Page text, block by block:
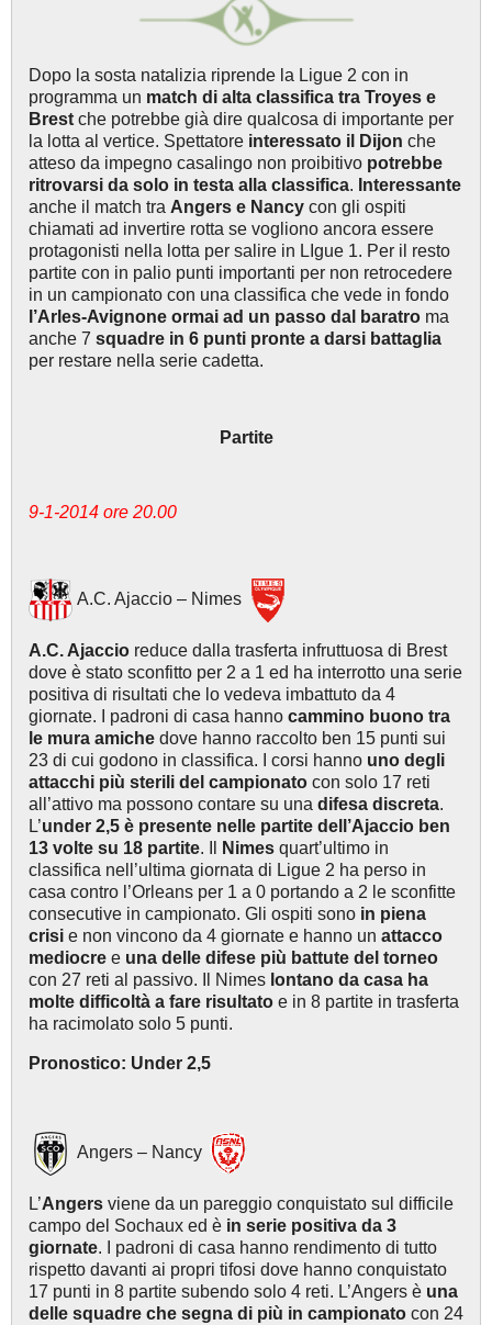
Dopo la sosta natalizia riprende la Ligue 2 con in
programma un match di alta classifica tra Troyes e
Brest che potrebbe già dire qualcosa di importante per
la lotta al vertice. Spettatore interessato il Dijon che
atteso da impegno casalingo non proibitivo potrebbe
ritrovarsi da solo in testa alla classifica. Interessante
anche il match tra Angers e Nancy con gli ospiti
chiamati ad invertire rotta se vogliono ancora essere
protagonisti nella lotta per salire in LIgue 1. Per il resto
partite con in palio punti importanti per non retrocedere
in un campionato con una classifica che vede in fondo
l’Arles-Avignone ormai ad un passo dal baratro ma
anche 7 squadre in 6 punti pronte a darsi battaglia
per restare nella serie cadetta.
Partite
9-1-2014 ore 20.00
A.C. Ajaccio – Nimes
A.C. Ajaccio reduce dalla trasferta infruttuosa di Brest
dove è stato sconfitto per 2 a 1 ed ha interrotto una serie
positiva di risultati che lo vedeva imbattuto da 4
giornate. I padroni di casa hanno cammino buono tra
le mura amiche dove hanno raccolto ben 15 punti sui
23 di cui godono in classifica. I corsi hanno uno degli
attacchi più sterili del campionato con solo 17 reti
all’attivo ma possono contare su una difesa discreta.
L’under 2,5 è presente nelle partite dell’Ajaccio ben
13 volte su 18 partite. Il Nimes quart’ultimo in
classifica nell’ultima giornata di Ligue 2 ha perso in
casa contro l’Orleans per 1 a 0 portando a 2 le sconfitte
consecutive in campionato. Gli ospiti sono in piena
crisi e non vincono da 4 giornate e hanno un attacco
mediocre e una delle difese più battute del torneo
con 27 reti al passivo. Il Nimes lontano da casa ha
molte difficoltà a fare risultato e in 8 partite in trasferta
ha racimolato solo 5 punti.
Pronostico: Under 2,5
Angers – Nancy
L’Angers viene da un pareggio conquistato sul difficile
campo del Sochaux ed è in serie positiva da 3
giornate. I padroni di casa hanno rendimento di tutto
rispetto davanti ai propri tifosi dove hanno conquistato
17 punti in 8 partite subendo solo 4 reti. L’Angers è una
delle squadre che segna di più in campionato con 24